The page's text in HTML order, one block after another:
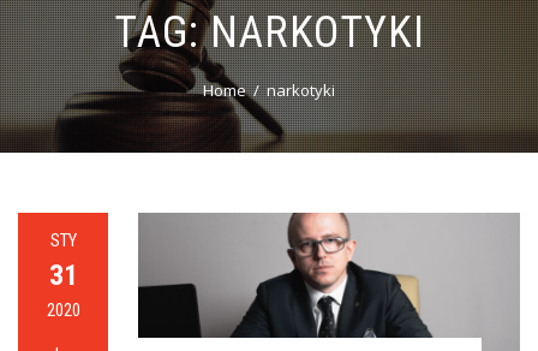
TAG:NARKOTYKI
Home narkotyki
STY
31
2020